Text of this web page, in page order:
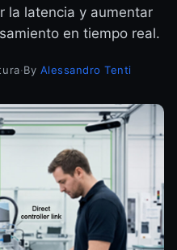
la latencia y aumentar
en tiempo real.
·By Alessandro Tenti